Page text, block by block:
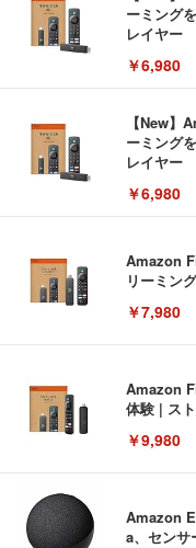
ーミング
レイヤー
￥6,980
【New】
ーミング
レイヤー
￥6,980
Amazon
リーミン
￥7,980
Amazon
体験 | ス
￥9,980
Amazon
a、センサ